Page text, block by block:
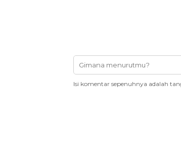
Isi komentar sepenuhnya adalah